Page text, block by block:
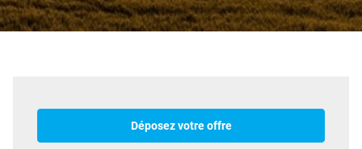
Déposez votre offre